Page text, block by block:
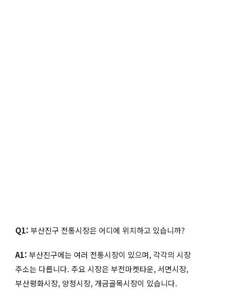
Q1: 부산진구 전통시장은 어디에 위치하고 있습니까?
A1: 부산진구에는 여러 전통시장이 있으며, 각각의 시장
주소는 다릅니다. 주요 시장은 부전마켓타운, 서면시장,
부산평화시장, 양정시장, 개금골목시장이 있습니다.